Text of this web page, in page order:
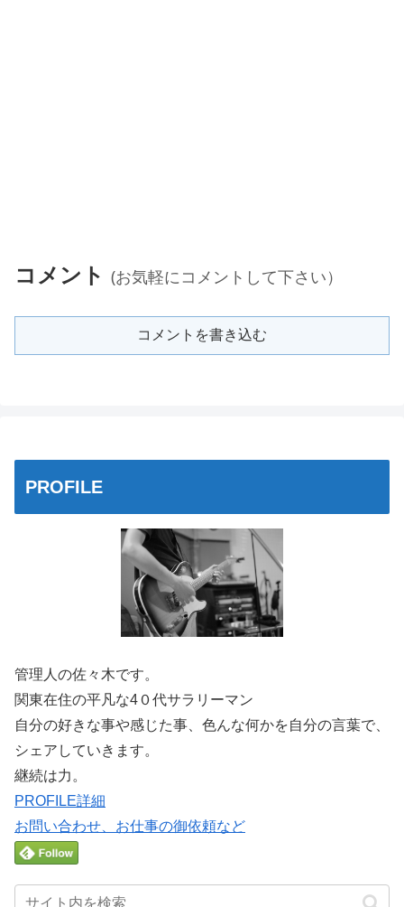
コメント (お気軽にコメントして下さい）
コメントを書き込む
PROFILE
管理人の佐々木です。
関東在住の平凡な4０代サラリーマン
自分の好きな事や感じた事、色んな何かを自分の言葉で、
シェアしていきます。
継続は力。
PROFILE詳細
お問い合わせ、お仕事の御依頼など